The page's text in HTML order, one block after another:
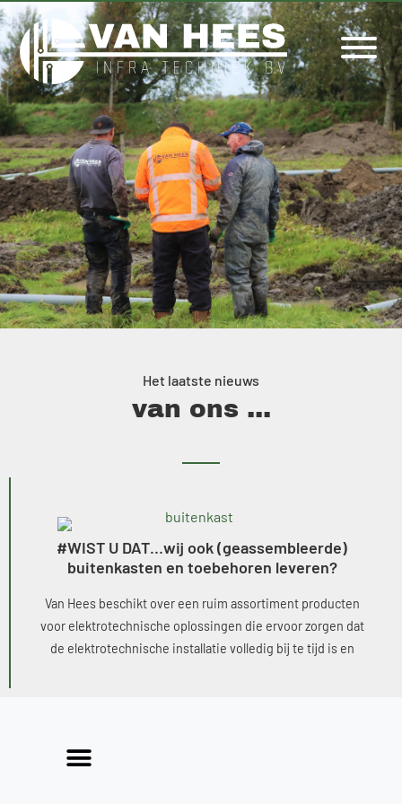
Het laatste nieuws
van ons ...
#WIST U DAT…wij ook (geassembleerde)
buitenkasten en toebehoren leveren?
Van Hees beschikt over een ruim assortiment producten
voor elektrotechnische oplossingen die ervoor zorgen dat
de elektrotechnische installatie volledig bij te tijd is en